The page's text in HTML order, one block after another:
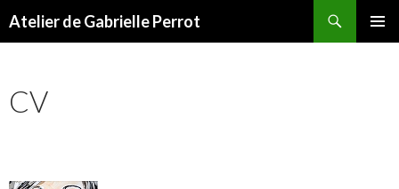
Atelier de Gabrielle Perrot
CV